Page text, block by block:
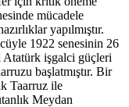
mücadele
yapılmıştır.
1922 senesinin 26
Atatürk işgalci güçleri
başlatmıştır. Bir
Taarruz ile
Meydan